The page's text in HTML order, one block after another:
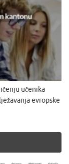
učenika
evropske